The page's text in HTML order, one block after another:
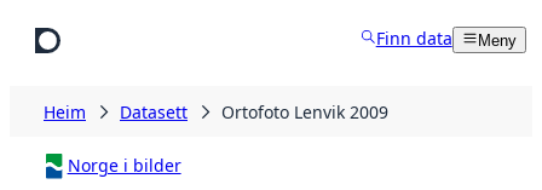
Finn data Meny
Heim Datasett Ortofoto Lenvik 2009
Norge i bilder